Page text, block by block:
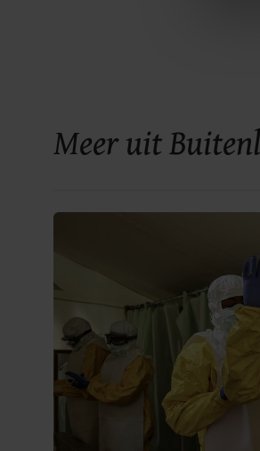
Meer uit